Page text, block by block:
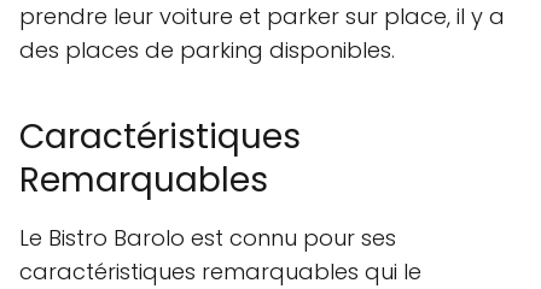
prendre leur voiture et parker sur place, il y a
des places de parking disponibles.
Caractéristiques
Remarquables
Le Bistro Barolo est connu pour ses
caractéristiques remarquables qui le